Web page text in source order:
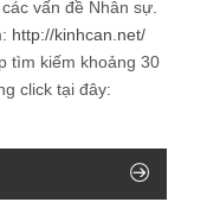
vấn đề Nhân sự
http://kinhcan.net/
tìm kiếm khoảng 30
click tại đây: